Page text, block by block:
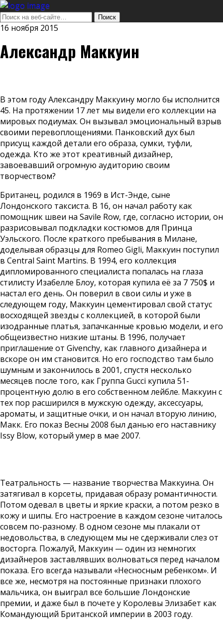
16 ноября 2015
Александр Маккуин
В этом году Александру Маккуину могло бы исполнится
45. На протяжении 17 лет мы видели его коллекции на
мировых подиумах. Он вызывал эмоциональный взрыв
своими перевоплощениями. Панковский дух был
присущ каждой детали его образа, сумки, туфли,
одежда. Кто же этот креативный дизайнер,
завоевавший огромную аудиторию своим
творчеством?
Британец, родился в 1969 в Ист-Энде, сыне
Лондонского таксиста. В 16, он начал работу как
помощник швеи на Savile Row, где, согласно истории, он
разрисовывал подкладки костюмов для Принца
Уэльского. После краткого пребывания в Милане,
доделывая образцы для Romeo Gigli, Маккуин поступил
в Central Saint Martins. В 1994, его коллекция
дипломированного специалиста попалась на глаза
стилисту Изабелле Блоу, которая купила её за 7 750$ и
настал его день. Он поверил в свои силы и уже в
следующем году, Маккуин цементировал свой статус
восходящей звезды с коллекцией, в которой были
изодранные платья, запачканные кровью модели, и его
общеизвестно низкие штаны. В 1996, получает
приглашение от Givenchy, как главного дизайнера и
вскоре он им становится. Но его господство там было
шумным и закончилось в 2001, спустя несколько
месяцев после того, как Группа Gucci купила 51-
процентную долю в его собственном лейбле. Маккуин с
тех пор расширился в мужскую одежду, аксессуары,
ароматы, и защитные очки, и он начал вторую линию,
Макк. Его показ Весны 2008 был данью его наставнику
Issy Blow, который умер в мае 2007.
Театральность — название творчества Маккуина. Он
затягивал в корсеты, придавая образу романтичности.
Потом одевал в цветы и яркие краски, а потом резко в
кожу и шипы. Его настроение в каждом сезоне читалось
совсем по-разному. В одном сезоне мы плакали от
недовольства, в следующем мы не сдерживали слез от
восторга. Пожалуй, Маккуин — один из немногих
дизайнеров заставлявших волноваться перед началом
показа. Его всегда называли «Несносным ребенком». И
все же, несмотря на постоянные признаки плохого
мальчика, он выиграл все большие Лондонские
премии, и даже был в почете у Королевы Элизабет как
Командующий Британской империи в 2003 году.